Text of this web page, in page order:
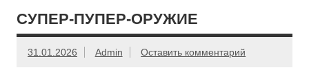
СУПЕР-ПУПЕР-ОРУЖИЕ
31.01.2026 Admin Оставить комментарий